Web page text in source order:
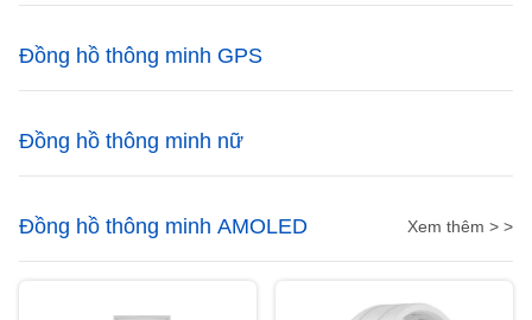
Đồng hồ thông minh GPS
Đồng hồ thông minh nữ
Đồng hồ thông minh AMOLED Xem thêm > >